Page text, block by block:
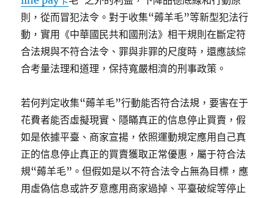
則，從而冒犯法令。對于收集“薅羊毛”等新型犯法行
動，實用《中華國民共和國刑法》相干規則在斷定符
合法規與不符合法令、罪與非罪的尺度時，還應該綜
合考量法理和道理，保持寬嚴相濟的刑事政策。
若何判定收集“薅羊毛”行動能否符合法規，要害在于
花費者能否虛擬現實、隱瞞真正的信息停止買賣，假
如是依據平臺、商家宣揚，依照運動規定應用自己真
正的信息停止真正的買賣獲取正常優惠，屬于符合法
規“薅羊毛”。但假如是以不符合法令占無為目標，應
用虛偽信息或許歹意應用商家過掉、平臺破綻等停止